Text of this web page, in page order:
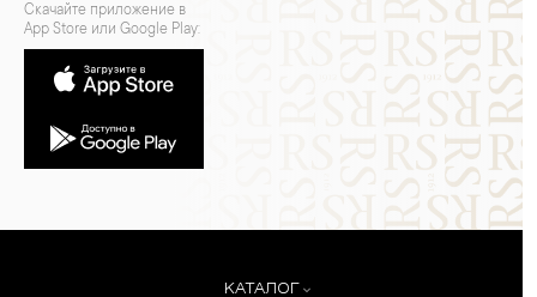
Скачайте приложение в
App Store или Google Play:
КАТАЛОГ